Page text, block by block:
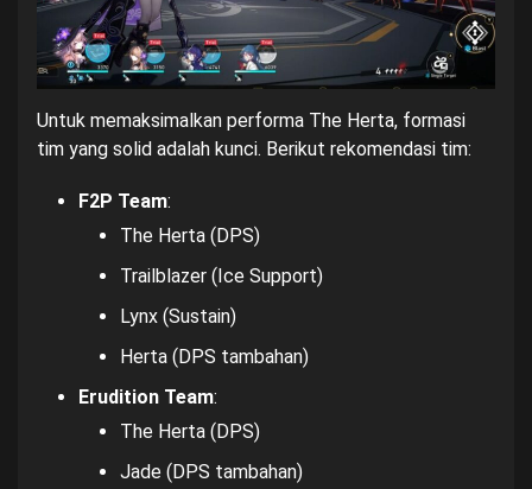
Untuk memaksimalkan performa The Herta, formasi
tim yang solid adalah kunci. Berikut rekomendasi tim:
F2P Team:
The Herta (DPS)
Trailblazer (Ice Support)
Lynx (Sustain)
Herta (DPS tambahan)
Erudition Team:
The Herta (DPS)
Jade (DPS tambahan)